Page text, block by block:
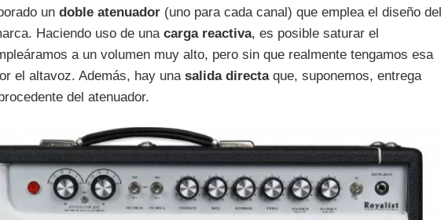
un doble atenuador (uno para cada canal) que emplea el diseño del
Haciendo uso de una carga reactiva, es posible saturar el
a un volumen muy alto, pero sin que realmente tengamos esa
el altavoz. Además, hay una salida directaque, suponemos, entrega
del atenuador.